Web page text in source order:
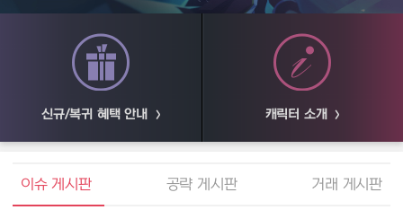
신규/복귀 혜택 안내 캐릭터 소개
엘소드 커뮤니티
이슈 게시판 공략 게시판 거래 게시판